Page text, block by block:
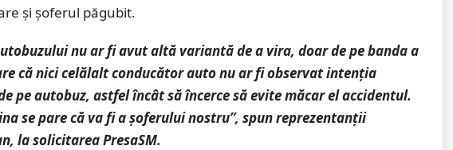
și șoferul păgubit.
nu ar fi avut altă variantă de a vira, doar de pe banda a
că nici celălalt conducător auto nu ar fi observat intenția
pe autobuz, astfel încât să încerce să evite măcar el accidentul.
se pare că va fi a șoferului nostru”, spun reprezentanții
la solicitarea PresaSM.